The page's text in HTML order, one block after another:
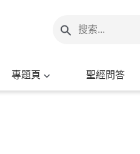
專題頁 聖經問答